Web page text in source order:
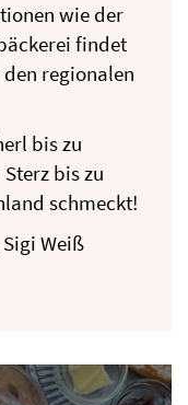
wie der
findet
regionalen
bis zu
bis zu
schmeckt!
Weiß